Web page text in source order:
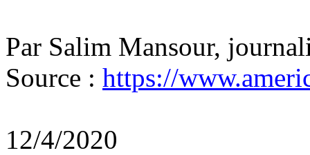
Par Salim Mansour,
Source : https://
12/4/2020